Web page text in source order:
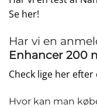
Se her!
Har vi en
Enhancer 200
Check lige her
Hvor kan man